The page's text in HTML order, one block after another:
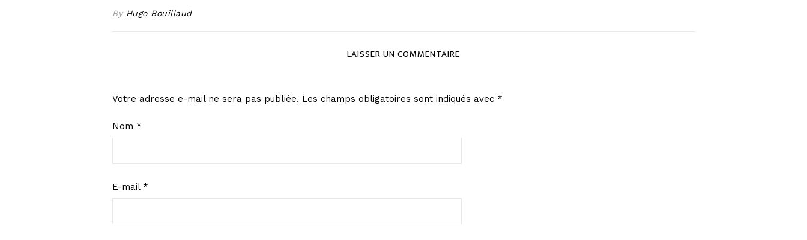
By Hugo Bouillaud
LAISSER UN COMMENTAIRE
Votre adresse e-mail ne sera pas publiée. Les champs obligatoires sont indiqués avec *
Nom *
E-mail *